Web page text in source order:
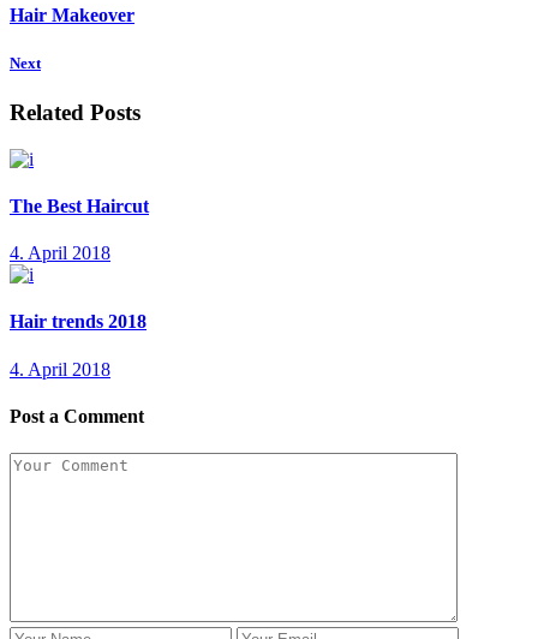
Hair Makeover
Next
Related Posts
The Best Haircut
4. April 2018
Hair trends 2018
4. April 2018
Post a Comment